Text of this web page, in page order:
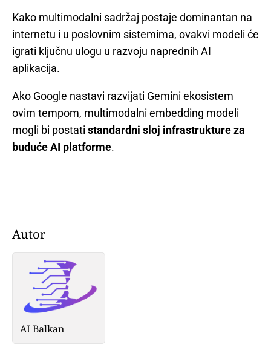
Kako multimodalni sadržaj postaje dominantan na
internetu i u poslovnim sistemima, ovakvi modeli će
igrati ključnu ulogu u razvoju naprednih AI
aplikacija.
Ako Google nastavi razvijati Gemini ekosistem
ovim tempom, multimodalni embedding modeli
mogli bi postati standardni sloj infrastrukture za
buduće AI platforme.
Autor
AI Balkan